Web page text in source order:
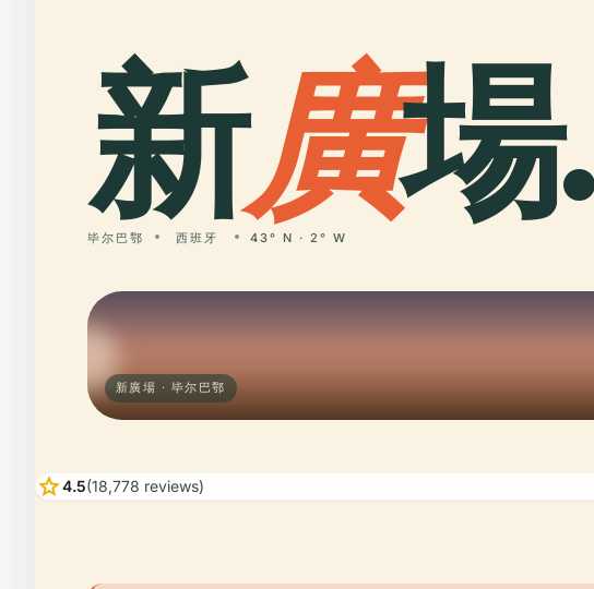
新廣場.
毕尔巴鄂 西班牙 43° N · 2° W
新廣場 · 毕尔巴鄂
star4.5(18,778 reviews)